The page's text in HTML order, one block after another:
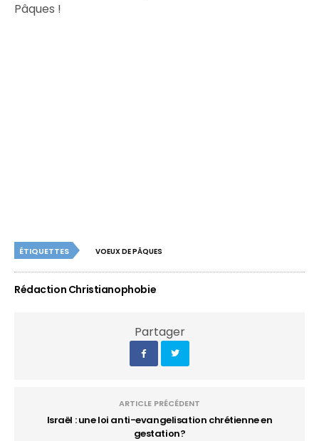
Pâques !
ÉTIQUETTES VOEUX DE PÂQUES
Rédaction Christianophobie
Partager
ARTICLE PRÉCÉDENT
Israël : une loi anti-evangelisation chrétienne en
gestation?